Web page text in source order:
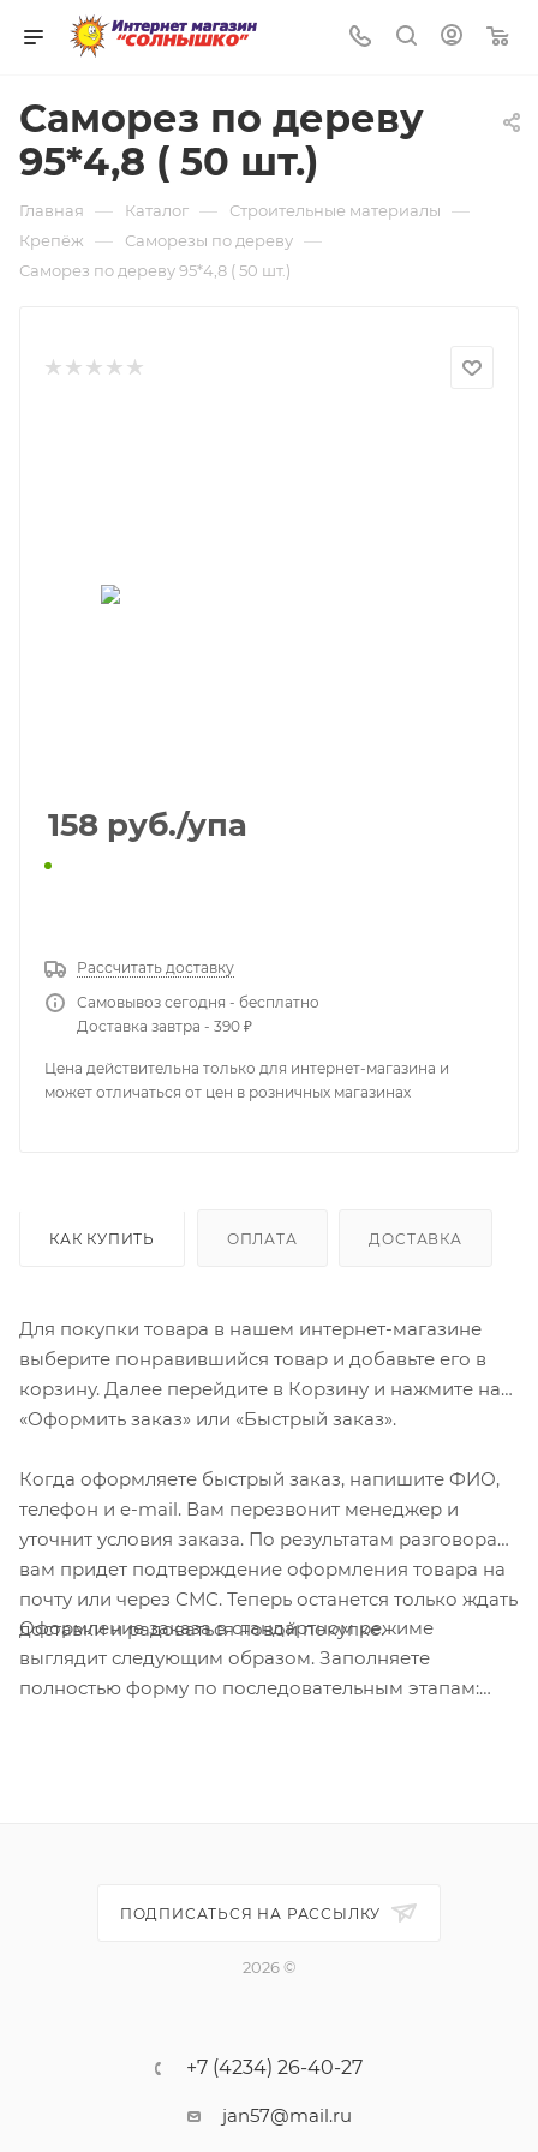
Саморез по дереву
95*4,8 ( 50 шт.)
Главная — Каталог — Строительные материалы —
Крепёж — Саморезы по дереву —
Саморез по дереву 95*4,8 ( 50 шт.)
158 руб./упа
Рассчитать доставку
Самовывоз сегодня - бесплатно
Доставка завтра - 390 ₽
Цена действительна только для интернет-магазина и
может отличаться от цен в розничных магазинах
КАК КУПИТЬ ОПЛАТА ДОСТАВКА
Для покупки товара в нашем интернет-магазине
выберите понравившийся товар и добавьте его в
корзину. Далее перейдите в Корзину и нажмите на
«Оформить заказ» или «Быстрый заказ».
Когда оформляете быстрый заказ, напишите ФИО,
телефон и e-mail. Вам перезвонит менеджер и
уточнит условия заказа. По результатам разговора
вам придет подтверждение оформления товара на
почту или через СМС. Теперь останется только ждать
доставки и радоваться новой покупке.
Оформление заказа в стандартном режиме
выглядит следующим образом. Заполняете
полностью форму по последовательным этапам:
ПОДПИСАТЬСЯ НА РАССЫЛКУ
2026 ©
+7 (4234) 26-40-27
jan57@mail.ru